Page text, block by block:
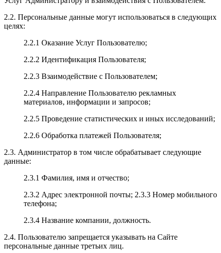
2.2. Персональные данные могут использоваться в следующих
целях:
2.2.1 Оказание Услуг Пользователю;
2.2.2 Идентификация Пользователя;
2.2.3 Взаимодействие с Пользователем;
2.2.4 Направление Пользователю рекламных
материалов, информации и запросов;
2.2.5 Проведение статистических и иных исследований;
2.2.6 Обработка платежей Пользователя;
2.3. Администратор в том числе обрабатывает следующие
данные:
2.3.1 Фамилия, имя и отчество;
2.3.2 Адрес электронной почты; 2.3.3 Номер мобильного
телефона;
2.3.4 Название компании, должность.
2.4. Пользователю запрещается указывать на Сайте
персональные данные третьих лиц.